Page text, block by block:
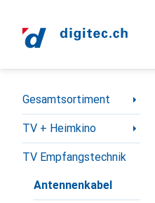
Navigation nach Kategorien
Gesamtsortiment
TV + Heimkino
TV Empfangstechnik
Antennenkabel